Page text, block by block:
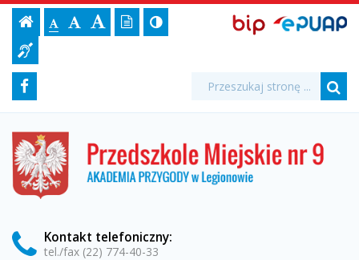
"Dzieci
w
Sieci"
-
Przedszkole
Miejskie
nr
9
Ustawienia
strony
Strona
główna
Czcionka,
jejCzcionkaCzcionka
Czcionka
Wersja
tekstowa
Kontrast
(włącz/wyłącz)
Informacja
dla
BIP,
Biuletyn
Informacji
EPUAP
Media
społecznościowe
Facebook Wyszukiwarka
Formularz
wyszukiwania
Wyszukiwana
fraza:
Przedszkole
Miejskie
nr
w
Kontakt telefoniczny:
tel./fax (22) 774-40-33